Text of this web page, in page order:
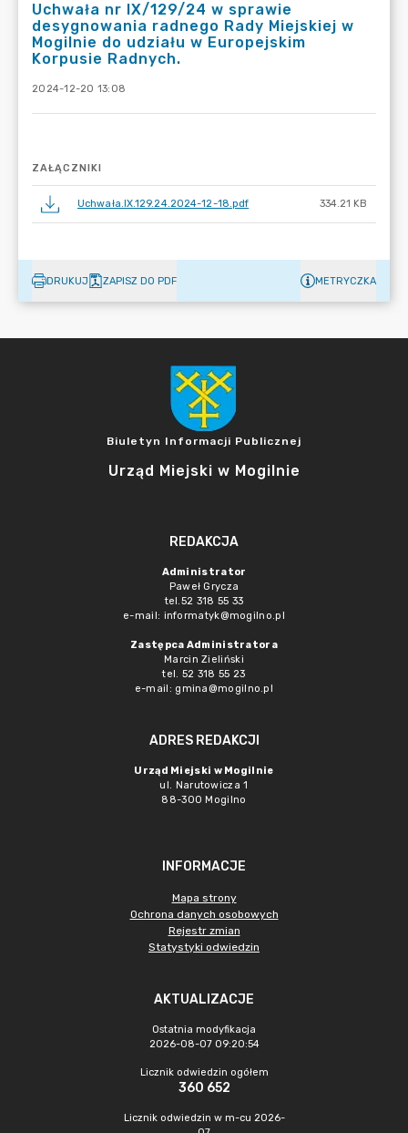
Uchwała nr IX/129/24 w sprawie
desygnowania radnego Rady Miejskiej w
Mogilnie do udziału w Europejskim
Korpusie Radnych.
2024-12-20 13:08
ZAŁĄCZNIKI
Uchwała.IX.129.24.2024-12-18.pdf 334.21 KB
DRUKUJ ZAPISZ DO PDF METRYCZKA
Biuletyn Informacji Publicznej
Urząd Miejski w Mogilnie
REDAKCJA
Administrator
Paweł Grycza
tel.52 318 55 33
e-mail: informatyk@mogilno.pl
Zastępca Administratora
Marcin Zieliński
tel. 52 318 55 23
e-mail: gmina@mogilno.pl
ADRES REDAKCJI
Urząd Miejski w Mogilnie
ul. Narutowicza 1
88-300 Mogilno
INFORMACJE
Mapa strony
Ochrona danych osobowych
Rejestr zmian
Statystyki odwiedzin
AKTUALIZACJE
Ostatnia modyfikacja
2026-08-07 09:20:54
Licznik odwiedzin ogółem
360 652
Licznik odwiedzin w m-cu 2026-